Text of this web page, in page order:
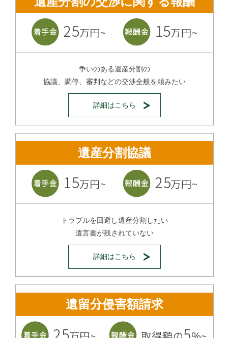
争いのある遺産分割の
協議、調停、審判などの交渉全般を頼みたい
詳細はこちら
遺産分割協議
トラブルを回避し遺産分割したい
遺言書が残されていない
詳細はこちら
遺留分侵害額請求